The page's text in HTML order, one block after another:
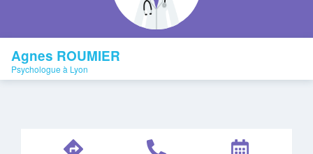
Agnes ROUMIER
Psychologue à Lyon